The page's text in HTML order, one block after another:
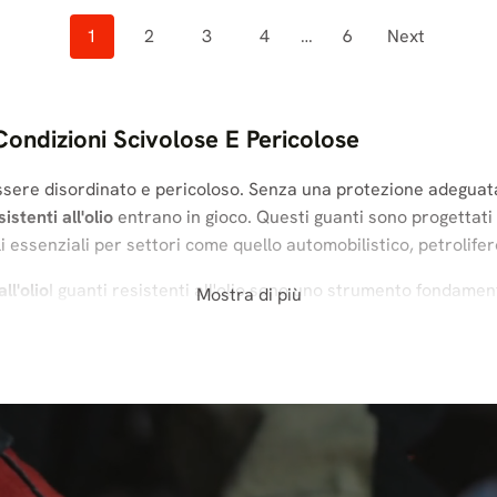
Posts
1 2 3 4 … 6 Next
Scivolose E Pericolose
disordinato e pericoloso. Senza una protezione
all'olio entrano in gioco. Questi guanti sono
per settori come quello automobilistico,
I guanti resistenti all'olio sono uno strumento
materiali durevoli progettati per resistere alla
anche una presa migliore in condizioni scivolose,
Mostra di più